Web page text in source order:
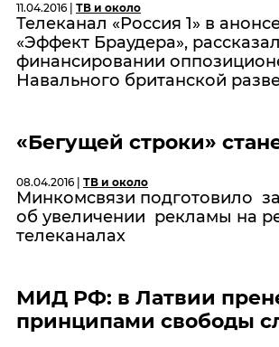
11.04.2016 | ТВ и около
Телеканал «Россия 1» в
«Эффект Браудера»,
финансировании
Навального британской
«Бегущей строки»
08.04.2016 | ТВ и около
Минкомсвязи подготовило
об увеличении рекламы на
телеканалах
МИД РФ: в Латвии
принципами свободы